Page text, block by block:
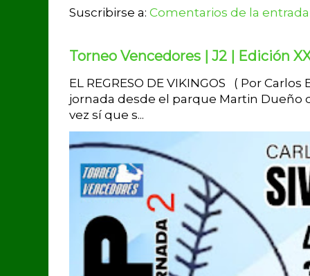
Suscribirse a: Comentarios de la
Torneo Vencedores | J2 | Edición
EL REGRESO DE VIKINGOS ( Por
jornada desde el parque Martin Dueño
vez sí que s...